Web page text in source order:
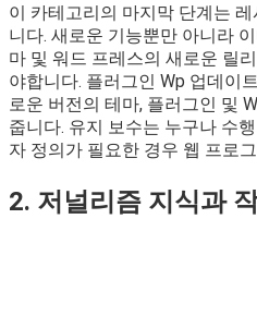
이 카테고리의 마지막 단계는
니다. 새로운 기능뿐만 아니라
마 및 워드 프레스의 새로운 릴
야합니다. 플러그인 Wp 업데이
로운 버전의 테마, 플러그인 및
줍니다. 유지 보수는 누구나 수
자 정의가 필요한 경우 웹 프로
2. 저널리즘 지식과